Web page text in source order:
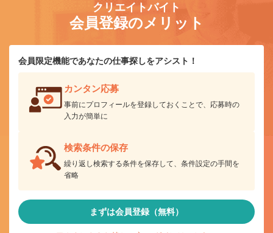
クリエイトバイト
会員登録のメリット
会員限定機能であなたの仕事探しをアシスト！
カンタン応募
事前にプロフィールを登録しておくことで、応募時の
入力が簡単に
検索条件の保存
繰り返し検索する条件を保存して、条件設定の手間を
省略
まずは会員登録（無料）